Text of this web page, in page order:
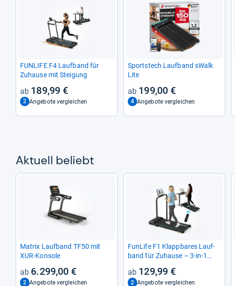
FUN­LIFE F4 Lauf­band für
Zuhause mit Stei­gung
189,99 €
2 Angebote vergleichen
Sport­stech Lauf­band sWalk
Lite
199,00 €
4 Angebote vergleichen
Aktu­ell beliebt
Matrix Lauf­band TF50 mit
XUR-​Kon­sole
6.299,00 €
2 Angebote vergleichen
Fun­Life F1 Klapp­ba­res Lauf­
band für Zuhause – 3-​in-​1
129,99 €
2 Angebote vergleichen